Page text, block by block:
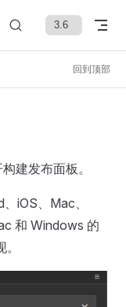
回到顶部
构建发布面板。
iOS、Mac、
和 Windows 的